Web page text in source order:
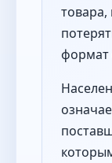
формат